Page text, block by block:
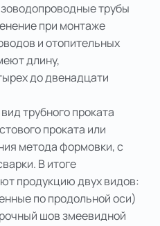
трубы
при монтаже
и отопительных
длину,
до двенадцати
трубного проката
проката или
метода формовки, с
В итоге
продукцию двух видов:
по продольной оси)
шов змеевидной